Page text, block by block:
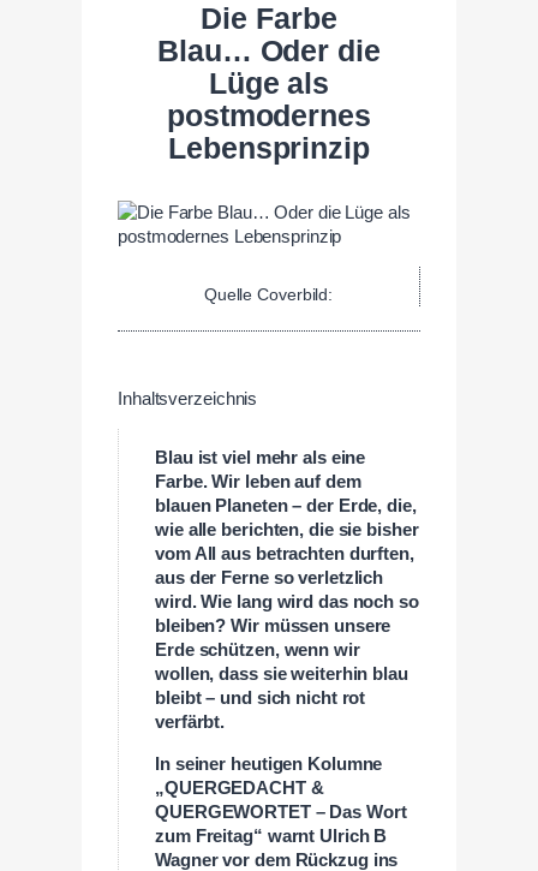
Die Farbe
Blau… Oder die
Lüge als
postmodernes
Lebensprinzip
Quelle Coverbild:
Inhaltsverzeichnis
Blau ist viel mehr als eine
Farbe. Wir leben auf dem
blauen Planeten – der Erde, die,
wie alle berichten, die sie bisher
vom All aus betrachten durften,
aus der Ferne so verletzlich
wird. Wie lang wird das noch so
bleiben? Wir müssen unsere
Erde schützen, wenn wir
wollen, dass sie weiterhin blau
bleibt – und sich nicht rot
verfärbt.
In seiner heutigen Kolumne
„QUERGEDACHT &
QUERGEWORTET – Das Wort
zum Freitag“ warnt Ulrich B
Wagner vor dem Rückzug ins